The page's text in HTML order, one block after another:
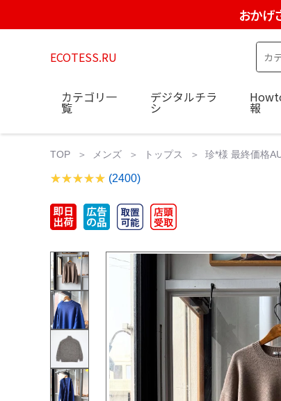
おかげ
ECOTESS.RU
カテゴリ一
覧
デジタルチラ
シ 報
TOP メンズ トップス 珍*様 最終価格
(2400)